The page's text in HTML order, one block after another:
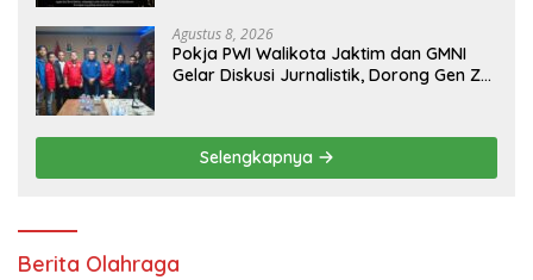
Agustus 8, 2026
Pokja PWI Walikota Jaktim dan GMNI
Gelar Diskusi Jurnalistik, Dorong Gen Z
Selengkapnya
Berita Olahraga